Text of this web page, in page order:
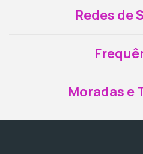
Redes de
Moradas e